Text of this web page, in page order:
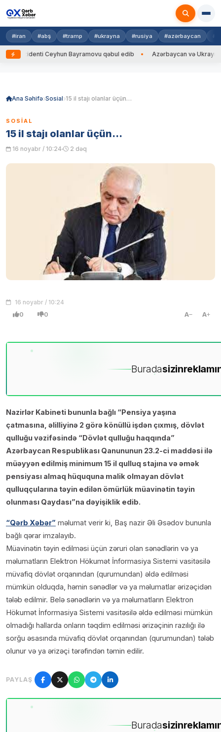
#iran #abş #tramp #ukrayna #rusiya #azərbaycan
Ceyhun Bayramovu qəbul edib Azərbaycan və Ukrayna XİN
Ana Səhifə Sosial 15 il stajı olanlar üçün…
SOSIAL
15 il stajı olanlar üçün…
16 noyabr / 10:24 2 dəq
16 noyabr / 10:24
0 0 A A
Buradasizin
Nazirlər Kabineti bununla bağlı “Pensiya yaşına
çatmasına, əlilliyinə 2 görə könüllü işdən çıxmış, dövlət
qulluğu vəzifəsində “Dövlət qulluğu haqqında”
Azərbaycan Respublikası Qanununun 23.2-ci maddəsi ilə
müəyyən edilmiş minimum 15 il qulluq stajına və əmək
pensiyası almaq hüququna malik olmayan dövlət
qulluqçularına təyin edilən ömürlük müavinətin təyin
olunması Qaydası”na dəyişiklik edib.
“Qərb Xəbər” məlumat verir ki, Baş nazir Əli Əsədov bununla
bağlı qərar imzalayıb.
Müavinətin təyin edilməsi üçün zəruri olan sənədlərin və ya
məlumatların Elektron Hökumət İnformasiya Sistemi vasitəsilə
müvafiq dövlət orqanından (qurumundan) əldə edilməsi
mümkün olduqda, həmin sənədlər və ya məlumatlar ərizəçidən
tələb edilmir. Belə sənədlərin və ya məlumatların Elektron
Hökumət İnformasiya Sistemi vasitəsilə əldə edilməsi mümkün
olmadığı hallarda onların təqdim edilməsi ərizəçinin razılığı ilə
sorğu əsasında müvafiq dövlət orqanından (qurumundan) tələb
olunur və ya ərizəçi tərəfindən təmin edilir.
PAYLAŞ
Buradasizin